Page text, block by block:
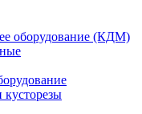
оборудование (КДМ)